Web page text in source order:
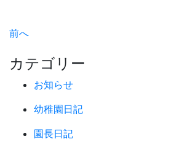
前へ
カテゴリー
お知らせ
幼稚園日記
園長日記